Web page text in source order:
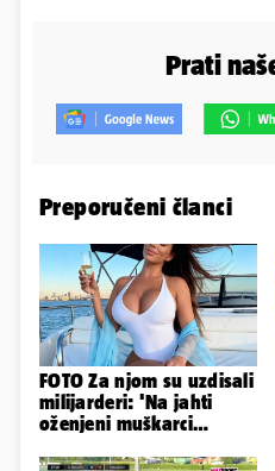
Prati
Preporučeni članci
FOTO Za njom su uzdisali
milijarderi: 'Na jahti
oženjeni muškarci